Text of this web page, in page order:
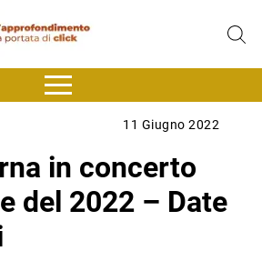
11 Giugno 2022
in concerto
del 2022 – Date